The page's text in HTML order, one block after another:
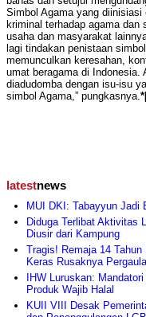
Simbol Agama yang
kriminal terhadap agama
usaha dan masyarakat
lagi tindakan penistaan
memunculkan keresahan,
umat beragama di
diadudomba dengan isu-isu
simbol Agama,” pungkasnya.
latestnews
MUI DKI: Tabayyun Jadi
Diduga Terlibat Aktivitas
Diusir dari Kampung
Tragis! Remaja 14
Keras Rusaknya
IHW Luruskan:
Produk Wajib Halal
KUII VIII Desak